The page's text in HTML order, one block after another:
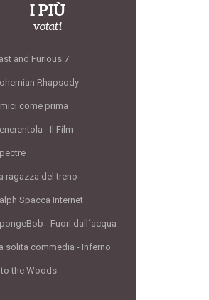
I PIÙ
votati
and Furious 7
Rhapsody
come prima
- Il Film
ragazza del treno
Spacca Internet
- Fuori dall´acqua
solita commedia - Inferno
the Woods